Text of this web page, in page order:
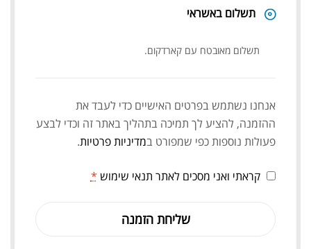
תשלום באשראי
תשלום מאובטח עם קארדקום.
אנחנו נשתמש בפרטים האישיים כדי לעבד את
ההזמנה, להציע לך תמיכה בתהליך באתר זה וכדי לבצע
פעולות נוספות כפי שמפורט במדיניות פרטיות.
קראתי ואני מסכים לאתר תנאי שימוש *
שליחת הזמנה